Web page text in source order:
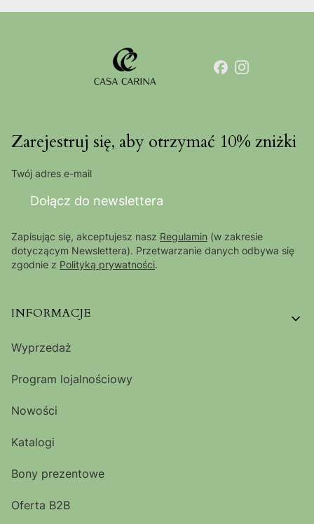
Zarejestruj się, aby otrzymać 10% zniżki
Twój adres e-mail
Dołącz do newslettera
Zapisując się, akceptujesz nasz Regulamin (w zakresie
dotyczącym Newslettera). Przetwarzanie danych odbywa się
zgodnie z Polityką prywatności.
Linki w stopce
INFORMACJE
Wyprzedaż
Program lojalnościowy
Nowości
Katalogi
Bony prezentowe
Oferta B2B